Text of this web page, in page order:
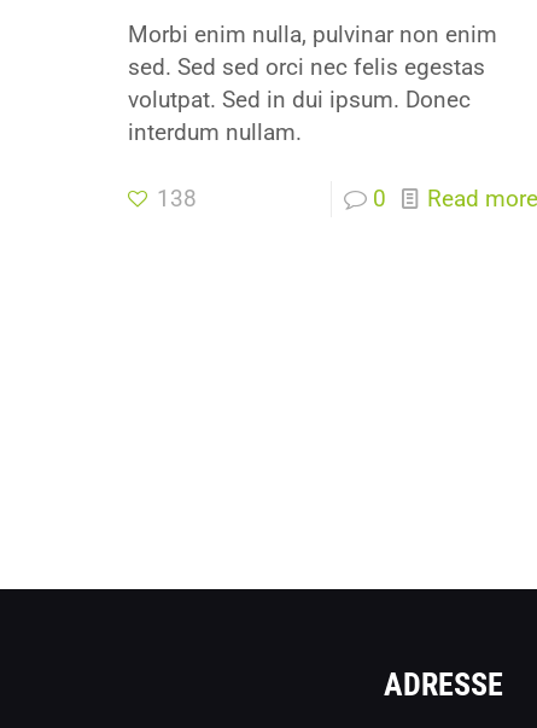
Morbi enim nulla, pulvinar non enim
sed. Sed sed orci nec felis egestas
volutpat. Sed in dui ipsum. Donec
interdum nullam.
138 0 Read more
ADRESSE